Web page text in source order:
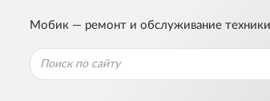
Мобик — ремонт и обслуживание техники